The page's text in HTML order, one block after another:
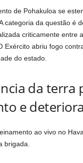
de Pohakuloa se
categoria da questão é
criticamente entre
Exército abriu fogo
do estado.
da terra
e
ao vivo no
brigada.